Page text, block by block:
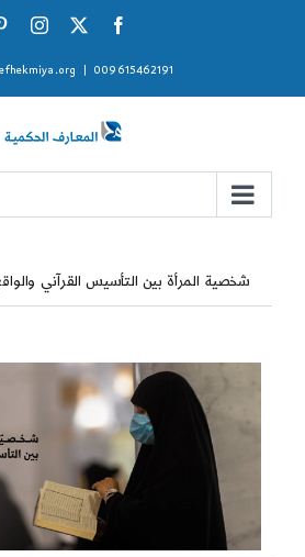
Facebook
X
009615462191
شخصية المرأة بين التأسيس القرآني